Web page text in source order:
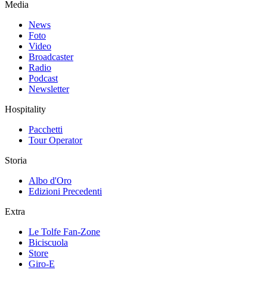
Media
News
Foto
Video
Broadcaster
Radio
Podcast
Newsletter
Hospitality
Pacchetti
Tour Operator
Storia
Albo d'Oro
Edizioni Precedenti
Extra
Le Tolfe Fan-Zone
Biciscuola
Store
Giro-E